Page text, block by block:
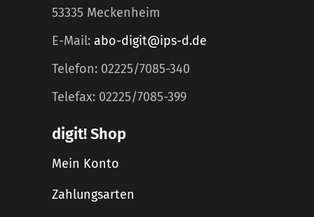
53335 Meckenheim
E-Mail: abo-digit@ips-d.de
Telefon: 02225/7085-340
Telefax: 02225/7085-399
digit! Shop
Mein Konto
Zahlungsarten